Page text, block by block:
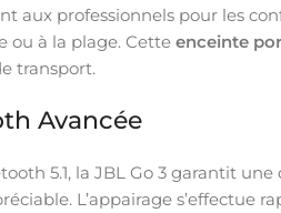
aux professionnels pour les
ou à la plage. Cette enceinte
transport.
Avancée
5.1, la JBL Go 3 garantit
L’appairage s’effectue